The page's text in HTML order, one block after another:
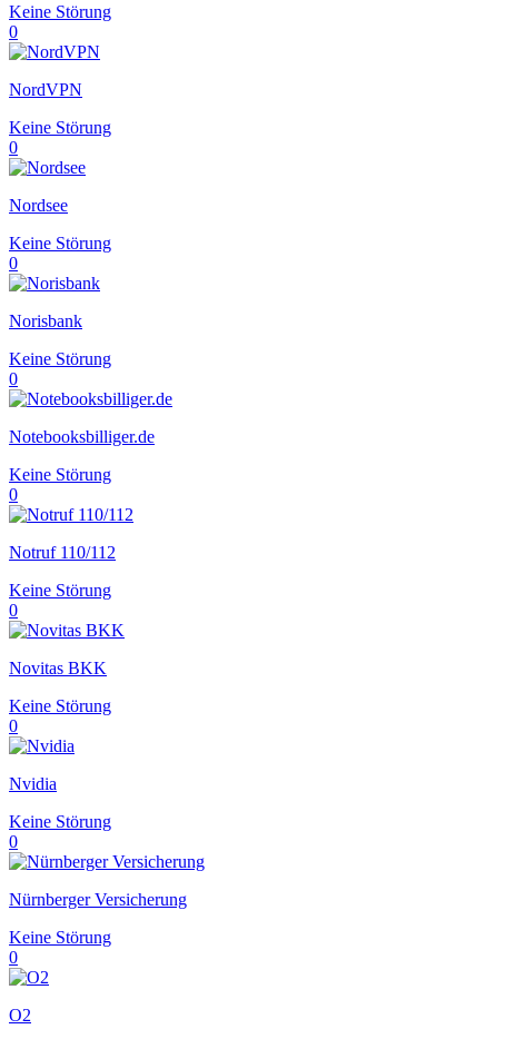
Keine Störung
0
NordVPN
Keine Störung
0
Nordsee
Keine Störung
0
Norisbank
Keine Störung
0
Notebooksbilliger.de
Keine Störung
0
Notruf 110/112
Keine Störung
0
Novitas BKK
Keine Störung
0
Nvidia
Keine Störung
0
Nürnberger Versicherung
Keine Störung
0
O2